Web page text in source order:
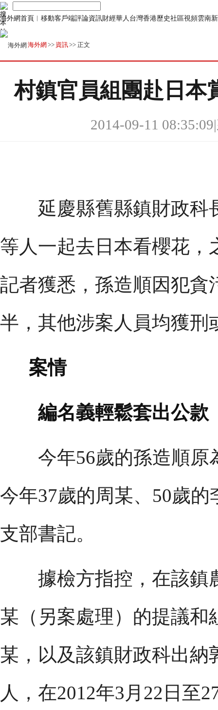
海外網首頁 移動客戶端評論資訊財經華人 台灣香港歷史社區視頻雲南
海外網 >> 資訊>> 正文
村鎮官員組團赴日本
2014-09-11 08:35:09|
延慶縣舊縣鎮財政科
等人一起去日本看櫻花，
記者獲悉，孫造順因犯貪
半，其他涉案人員均獲刑
案情
編名義輕鬆套出公款
今年56歲的孫造順原
今年37歲的周某、50歲
支部書記。
據檢方指控，在該鎮
某（另案處理）的提議和
某，以及該鎮財政科出納
人，在2012年3月22日至